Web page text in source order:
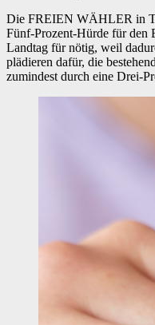
Die FREIEN WÄHLER in
Fünf-Prozent-Hürde für den
Landtag für nötig, weil
plädieren dafür, die
zumindest durch eine Drei-